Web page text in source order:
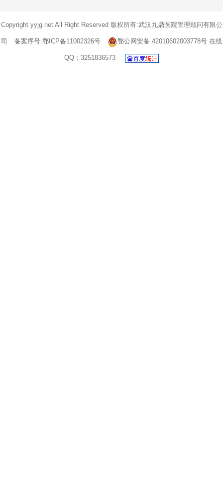
Copyright yyjg.net All Right Reserved 版权所有:武汉九鼎医院管理顾问有限公
司 备案序号:鄂ICP备11002326号 鄂公网安备 42010602003778号 在线
QQ：3251836573